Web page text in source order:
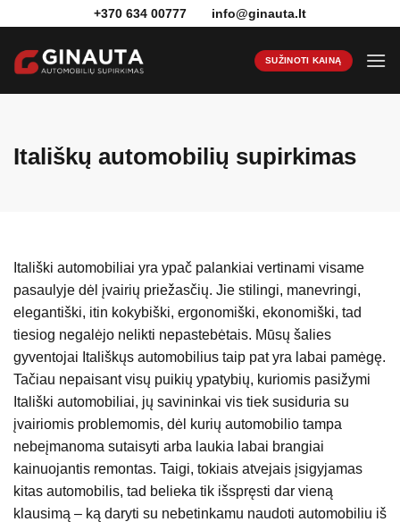
content
+370 634 00777 info@ginauta.lt
SUŽINOTI KAINĄ
Itališkų automobilių supirkimas
Itališki automobiliai yra ypač palankiai vertinami visame
pasaulyje dėl įvairių priežasčių. Jie stilingi, manevringi,
elegantiški, itin kokybiški, ergonomiški, ekonomiški, tad
tiesiog negalėjo nelikti nepastebėtais. Mūsų šalies
gyventojai Itališkųs automobilius taip pat yra labai pamėgę.
Tačiau nepaisant visų puikių ypatybių, kuriomis pasižymi
Itališki automobiliai, jų savininkai vis tiek susiduria su
įvairiomis problemomis, dėl kurių automobilio tampa
nebeįmanoma sutaisyti arba laukia labai brangiai
kainuojantis remontas. Taigi, tokiais atvejais įsigyjamas
kitas automobilis, tad belieka tik išspręsti dar vieną
klausimą – ką daryti su nebetinkamu naudoti automobiliu iš